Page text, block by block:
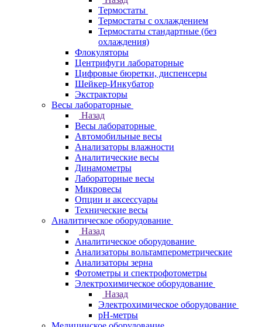
Термостаты
Термостаты с охлаждением
Термостаты стандартные (без
охлаждения)
Флокуляторы
Центрифуги лабораторные
Цифровые бюретки, диспенсеры
Шейкер-Инкубатор
Экстракторы
Весы лабораторные
Назад
Весы лабораторные
Автомобильные весы
Анализаторы влажности
Аналитические весы
Динамометры
Лабораторные весы
Микровесы
Опции и аксессуары
Технические весы
Аналитическое оборудование
Назад
Аналитическое оборудование
Анализаторы вольтамперометрические
Анализаторы зерна
Фотометры и спектрофотометры
Электрохимическое оборудование
Назад
Электрохимическое оборудование
pH-метры